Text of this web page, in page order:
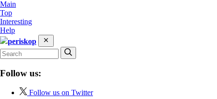
Main
Top
Interesting
Help
periskop
Follow us:
Follow us on Twitter